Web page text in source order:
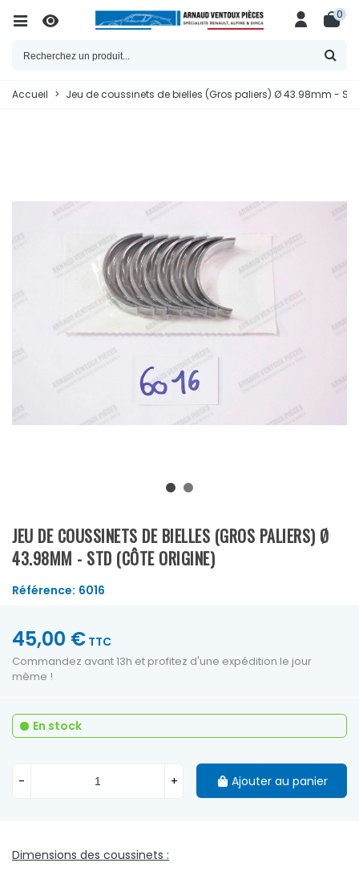
0
Accueil > Jeu de coussinets de bielles (Gros paliers) Ø 43.98mm -
JEU DE COUSSINETS DE BIELLES (GROS PALIERS) Ø
43.98MM - STD (CÔTE ORIGINE)
Référence: 6016
Dimensions des coussinets :
45,00 € TTC
Commandez avant 13h et profitez d'une expédition le jour
même !
En stock
- + Ajouter au panier